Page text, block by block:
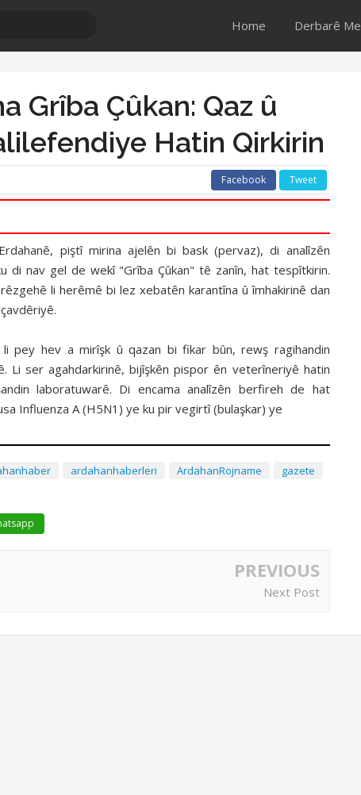
Home Derbarê Me
Grîba Çûkan: Qaz û
Hatin Qirkirin
Facebook Tweet
piştî mirina ajelên bi bask (pervaz), di analîzên
di nav gel de wekî "Grîba Çûkan" tê zanîn, hat tespîtkirin.
li herêmê bi lez xebatên karantîna û îmhakirinê dan
pey hev a mirîşk û qazan bi fikar bûn, rewş ragihandin
Li ser agahdarkirinê, bijîşkên pispor ên veterîneriyê hatin
laboratuwarê. Di encama analîzên berfireh de hat
Influenza A (H5N1) ye ku pir vegirtî (bulaşkar) ye
ardahanhaberleri ArdahanRojname
gazete
PREVIOUS
Next Post